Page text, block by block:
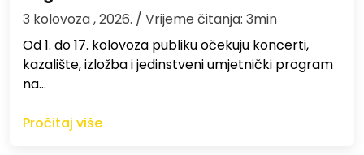
3 kolovoza , 2026. / Vrijeme čitanja: 3min
Od 1. do 17. kolovoza publiku očekuju koncerti,
kazalište, izložba i jedinstveni umjetnički program
na…
Pročitaj više